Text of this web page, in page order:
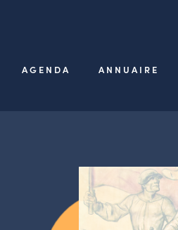
AGENDA ANNUAIRE